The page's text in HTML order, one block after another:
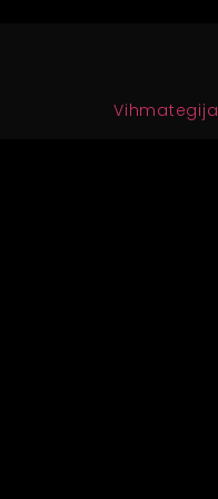
Vihmategija